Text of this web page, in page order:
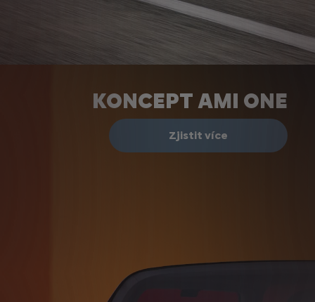
KONCEPT AMI ONE
Zjistit více